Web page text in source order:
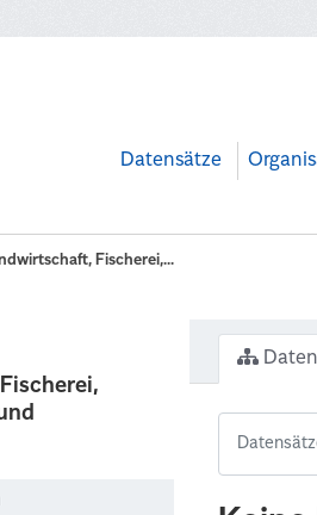
Datensätze
Fischerei,...